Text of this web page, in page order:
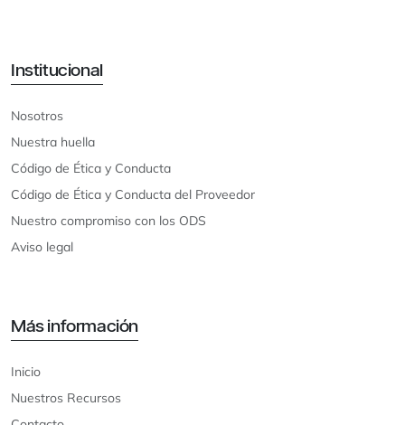
Institucional
Nosotros
Nuestra huella
Código de Ética y Conducta
Código de Ética y Conducta del Proveedor
Nuestro compromiso con los ODS
Aviso legal
Más información
Inicio
Nuestros Recursos